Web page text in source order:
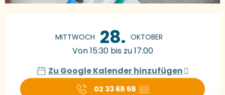
MITTWOCH 28. OKTOBER
Von 15:30 bis zu 17:00
Zu Google Kalender hinzufügen
02 33 68 58 ▒▒